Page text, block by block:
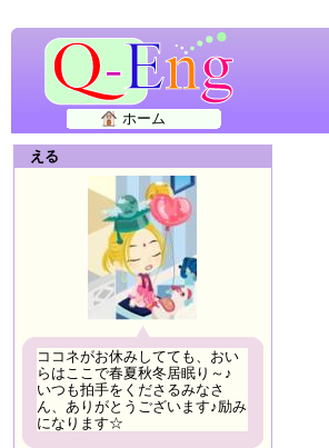
ホーム
える
ココネがお休みしてても、おい
らはここで春夏秋冬居眠り～♪
いつも拍手をくださるみなさ
ん、ありがとうございます♪励み
になります☆